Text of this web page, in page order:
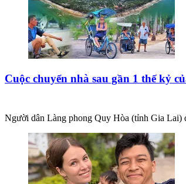
Cuộc chuyển nhà sau gần 1 thế kỷ
Người dân Làng phong Quy Hòa (tỉnh Gia Lai)